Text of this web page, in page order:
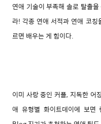
연애 기술이 부족해 솔로 탈출
라! 각종 연애 서적과 연애 코
르면 배우는 게 힘이다.
이미 사랑 중인 커플, 지독한 어
애 유형별 화이트데이에 보면